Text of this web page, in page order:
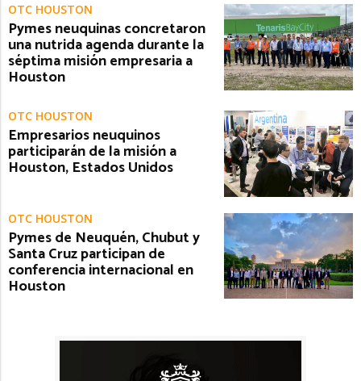
OTC HOUSTON
Pymes neuquinas concretaron
una nutrida agenda durante la
séptima misión empresaria a
Houston
OTC HOUSTON
Empresarios neuquinos
participarán de la misión a
Houston, Estados Unidos
OTC HOUSTON
Pymes de Neuquén, Chubut y
Santa Cruz participan de
conferencia internacional en
Houston